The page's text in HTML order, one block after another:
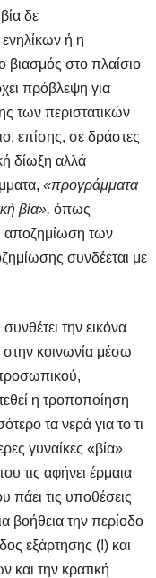
δε
ή η
βιασμός στο πλαίσιο
πρόβλεψη για
των περιστατικών
επίσης, σε δράστες
δίωξη αλλά
«προγράμματα
βία», όπως
αποζημίωση των
συνδέεται με
την εικόνα
στην κοινωνία μέσω
η τροποποίηση
τα νερά για το τι
γυναίκες «βία»
τις αφήνει έρμαια
πάει τις υποθέσεις
βοήθεια την περίοδο
εξάρτησης (!) και
την κρατική